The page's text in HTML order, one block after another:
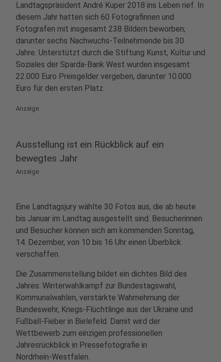
Landtagspräsident André Kuper 2018 ins Leben rief. In
diesem Jahr hatten sich 60 Fotografinnen und
Fotografen mit insgesamt 238 Bildern beworben;
darunter sechs Nachwuchs‑Teilnehmende bis 30
Jahre. Unterstützt durch die Stiftung Kunst, Kultur und
Soziales der Sparda‑Bank West wurden insgesamt
22.000 Euro Preisgelder vergeben, darunter 10.000
Euro für den ersten Platz.
Anzeige
Ausstellung ist ein Rückblick auf ein
bewegtes Jahr
Anzeige
Eine Landtagsjury wählte 30 Fotos aus, die ab heute
bis Januar im Landtag ausgestellt sind. Besucherinnen
und Besucher können sich am kommenden Sonntag,
14. Dezember, von 10 bis 16 Uhr einen Überblick
verschaffen.
Die Zusammenstellung bildet ein dichtes Bild des
Jahres: Winterwahlkampf zur Bundestagswahl,
Kommunalwahlen, verstärkte Wahrnehmung der
Bundeswehr, Kriegs‑Flüchtlinge aus der Ukraine und
Fußball‑Fieber in Bielefeld. Damit wird der
Wettbewerb zum einzigen professionellen
Jahresrückblick in Pressefotografie in
Nordrhein‑Westfalen.